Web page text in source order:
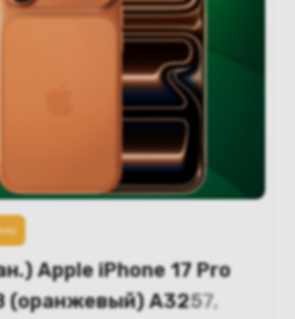
Apple iPhone 17 Pro
(оранжевый) A3257,